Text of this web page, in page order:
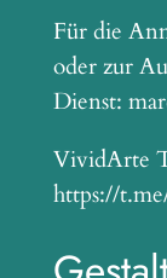
Für die
oder zur
Dienst:
VividArte
https://